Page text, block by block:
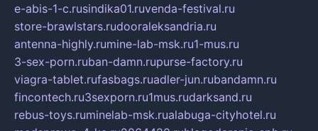
e-abis-1-c.rusindika01.ruvenda-festival.ru
store-brawlstars.rudooraleksandria.ru
antenna-highly.rumine-lab-msk.ru1-mus.ru
3-sex-porn.ruban-damn.rupurse-factory.ru
viagra-tablet.rufasbags.ruadler-jun.rubandamn.ru
fincontech.ru3sexporn.ru1mus.rudarksand.ru
rebus-toys.ruminelab-msk.rualabuga-cityhotel.ru